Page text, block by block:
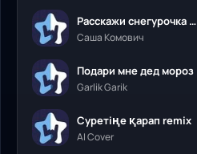
Расскажи снегурочка где была
Саша Комович
Подари мне дед мороз
Garlik Garik
Суретіңе қарап remix
AI Cover